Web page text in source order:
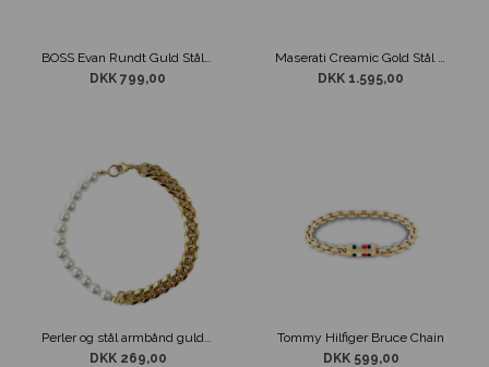
BOSS Evan Rundt Guld Stål Armbånd
DKK 799,00
Maserati Creamic Gold Stål Armbånd
DKK 1.595,00
DKK 269,00
Tommy Hilfiger Bruce Chain
DKK 599,00